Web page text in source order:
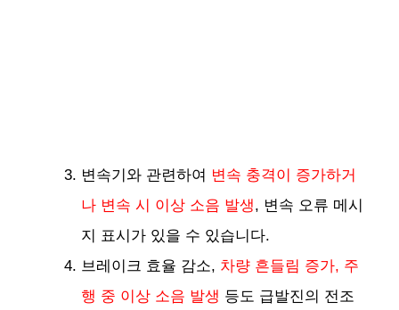
변속기와 관련하여 변속 충격이 증가하거
나 변속 시 이상 소음 발생, 변속 오류 메시
지 표시가 있을 수 있습니다.
브레이크 효율 감소, 차량 흔들림 증가, 주
행 중 이상 소음 발생 등도 급발진의 전조